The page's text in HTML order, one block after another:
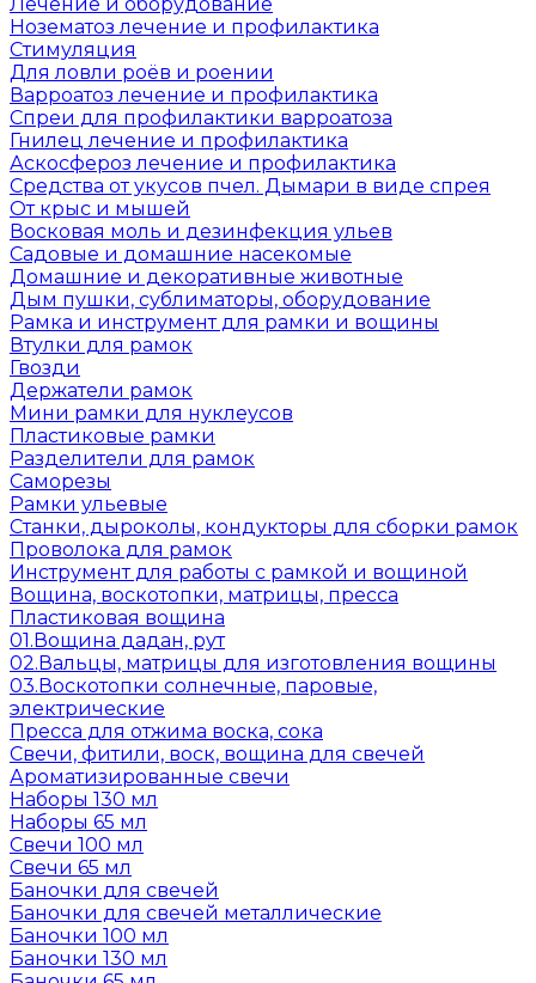
Нозематоз лечение и профилактика
Стимуляция
Для ловли роёв и роении
Варроатоз лечение и профилактика
Спреи для профилактики варроатоза
Гнилец лечение и профилактика
Аскосфероз лечение и профилактика
Средства от укусов пчел. Дымари в виде спрея
От крыс и мышей
Восковая моль и дезинфекция ульев
Садовые и домашние насекомые
Домашние и декоративные животные
Дым пушки, сублиматоры, оборудование
Рамка и инструмент для рамки и вощины
Втулки для рамок
Гвозди
Держатели рамок
Мини рамки для нуклеусов
Пластиковые рамки
Разделители для рамок
Саморезы
Рамки ульевые
Станки, дыроколы, кондукторы для сборки рамок
Проволока для рамок
Инструмент для работы с рамкой и вощиной
Вощина, воскотопки, матрицы, пресса
Пластиковая вощина
01.Вощина дадан, рут
02.Вальцы, матрицы для изготовления вощины
03.Воскотопки солнечные, паровые,
электрические
Пресса для отжима воска, сока
Свечи, фитили, воск, вощина для свечей
Ароматизированные свечи
Наборы 130 мл
Наборы 65 мл
Свечи 100 мл
Свечи 65 мл
Баночки для свечей
Баночки для свечей металлические
Баночки 100 мл
Баночки 130 мл